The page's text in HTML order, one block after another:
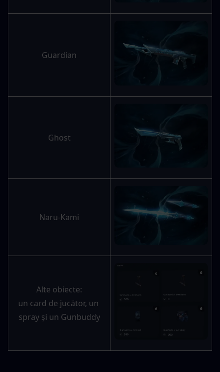
Guardian
Ghost
Naru-Kami
Alte obiecte:
un card de jucător, un
spray și un Gunbuddy